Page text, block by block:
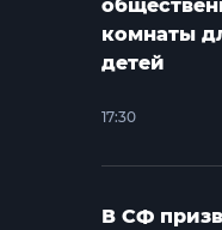
комнаты
детей
17:30
В СФ